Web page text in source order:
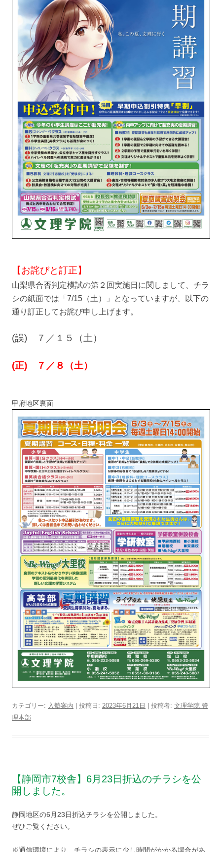
【お詫びと訂正】
山梨県合否判定模試の第２回実施日に関しまして、チラ
シの紙面では「7/15（土）」となっていますが、以下の
通り訂正してお詫び申し上げます。
(誤) ７／１５（土）
(正) ７／８（土）
甲府地区裏面
カテゴリー: 入塾案内 | 投稿日: 2023年6月21日 投稿者: 文理学院 管
理本部
【静岡市7校舎】6月23日折込のチラシを公
開しました。
静岡地区の6月23日折込チラシを公開しました。
ぜひご覧ください。
※通信環境により、チラシの表示に少し時間がかかる場合があ